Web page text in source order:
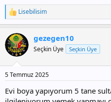
T
e
k
i
l
Lisebilisim
gezegen10
Seçkin Üye Seçkin Üye
5 Temmuz 2025
Evi boya yapıyorum 5 tane